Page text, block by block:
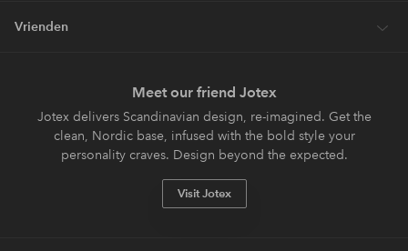
Vrienden
Meet our friend Jotex
Jotex delivers Scandinavian design, re-imagined. Get the
clean, Nordic base, infused with the bold style your
personality craves. Design beyond the expected.
Visit Jotex